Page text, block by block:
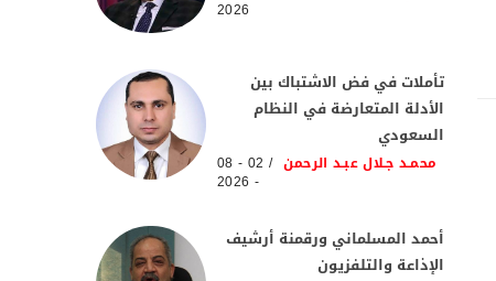
2026
تأملات في فض الاشتباك بين
الأدلة المتعارضة في النظام
السعودي
محمـد جـلال عبـد الرحمن 02 - 08
- 2026
أحمد المسلماني ورقمنة أرشيف
الإذاعة والتلفزيون